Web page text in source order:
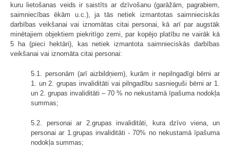
kuru lietošanas veids ir saistīts ar dzīvošanu (garāžām, pagrabiem,
saimniecības ēkām u.c.), ja tās netiek izmantotas saimnieciskās
darbības veikšanai vai iznomātas citai personai, kā arī par augstāk
minētajiem objektiem piekritīgo zemi, par kopējo platību ne vairāk kā
5 ha (pieci hektāri), kas netiek izmantota saimnieciskās darbības
veikšanai vai iznomāta citai personai:
5.1. personām (arī aizbildņiem), kurām ir nepilngadīgi bērni ar
1. un 2. grupas invaliditāti vai pilngadību sasnieguši bērni ar 1.
un 2. grupas invaliditāti – 70 % no nekustamā īpašuma nodokļa
summas;
5.2. personai ar 2.grupas invaliditāti, kura dzīvo viena, un
personai ar 1.grupas invaliditāti - 70% no nekustamā īpašuma
nodokļa summas;